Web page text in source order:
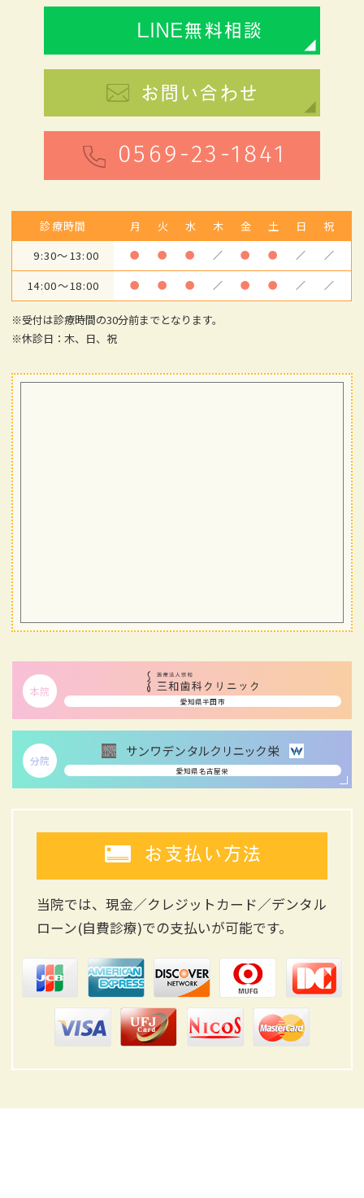
LINE無料相談
お問い合わせ
0569-23-1841
診療時間 月 火 水 木 金 土 日
祝
9:30～13:00
● ● ● ／ ● ● ／ ／
14:00～18:00 ● ● ● ／ ● ● ／ ／
※受付は診療時間の30分前までとなります。
※休診日：木、日、祝
本院
愛知県半田市
分院
愛知県名古屋栄
お支払い方法
当院では、現金／クレジットカード／デンタル
ローン(自費診療)での支払いが可能です。